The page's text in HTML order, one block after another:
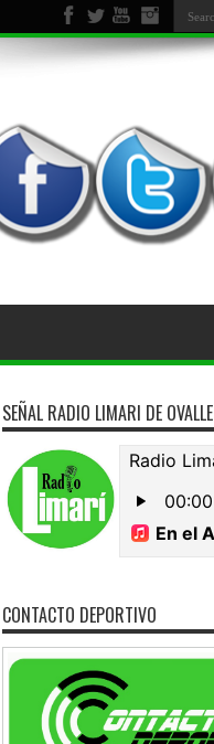
decomiso de bienes
SEÑAL RADIO LIMARI DE OVALLE
CONTACTO DEPORTIVO